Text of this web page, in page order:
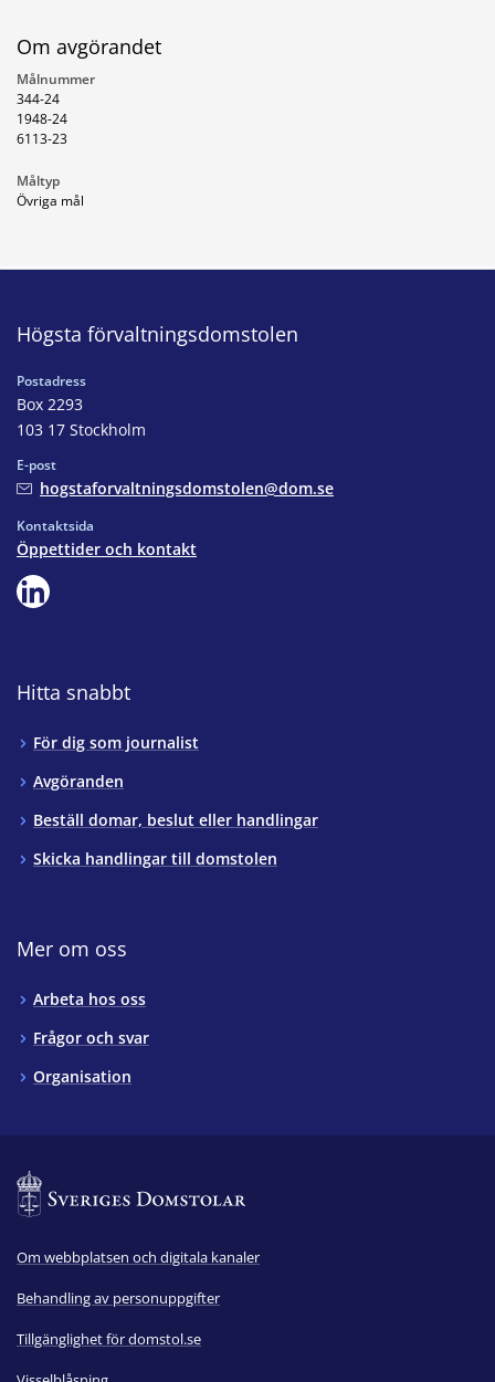
Om avgörandet
Målnummer
344-24
1948-24
6113-23
Måltyp
Övriga mål
Högsta förvaltningsdomstolen
Postadress
Box 2293
103 17 Stockholm
E-post
hogstaforvaltningsdomstolen@dom.se
Kontaktsida
Öppettider och kontakt
Hitta snabbt
För dig som journalist
Avgöranden
Beställ domar, beslut eller handlingar
Skicka handlingar till domstolen
Mer om oss
Arbeta hos oss
Frågor och svar
Organisation
Om webbplatsen och digitala kanaler
Behandling av personuppgifter
Tillgänglighet för domstol.se